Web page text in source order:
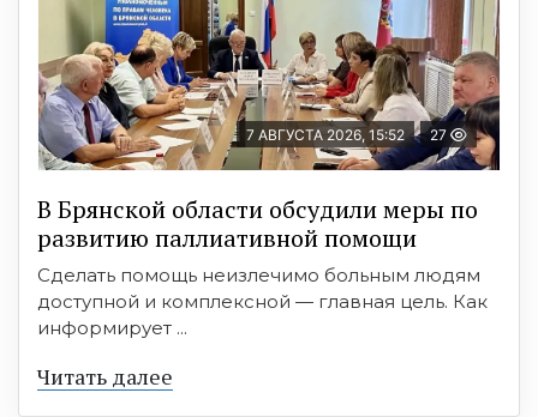
7 АВГУСТА 2026, 15:52 27
В Брянской области обсудили меры по
развитию паллиативной помощи
Сделать помощь неизлечимо больным людям
доступной и комплексной — главная цель. Как
информирует ...
Читать далее